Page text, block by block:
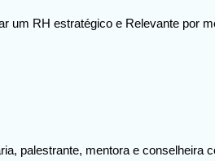
um RH estratégico e Relevante por
palestrante, mentora e conselheira